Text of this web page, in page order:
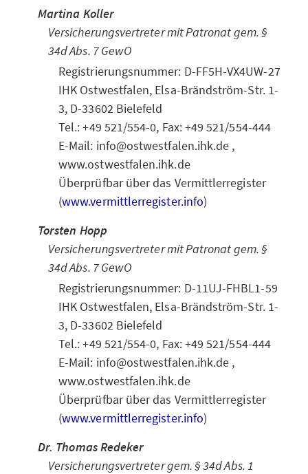
Martina Koller
Versicherungsvertreter mit Patronat gem. §
34d Abs. 7 GewO
Registrierungsnummer: D-FF5H-VX4UW-27
IHK Ostwestfalen, Elsa-Brändström-Str. 1-
3, D-33602 Bielefeld
Tel.: +49 521/554-0, Fax: +49 521/554-444
E-Mail: info@ostwestfalen.ihk.de ,
www.ostwestfalen.ihk.de
Überprüfbar über das Vermittlerregister
(www.vermittlerregister.info)
Torsten Hopp
Versicherungsvertreter mit Patronat gem. §
34d Abs. 7 GewO
Registrierungsnummer: D-11UJ-FHBL1-59
IHK Ostwestfalen, Elsa-Brändström-Str. 1-
3, D-33602 Bielefeld
Tel.: +49 521/554-0, Fax: +49 521/554-444
E-Mail: info@ostwestfalen.ihk.de ,
www.ostwestfalen.ihk.de
Überprüfbar über das Vermittlerregister
(www.vermittlerregister.info)
Dr. Thomas Redeker
Versicherungsvertreter gem. § 34d Abs. 1